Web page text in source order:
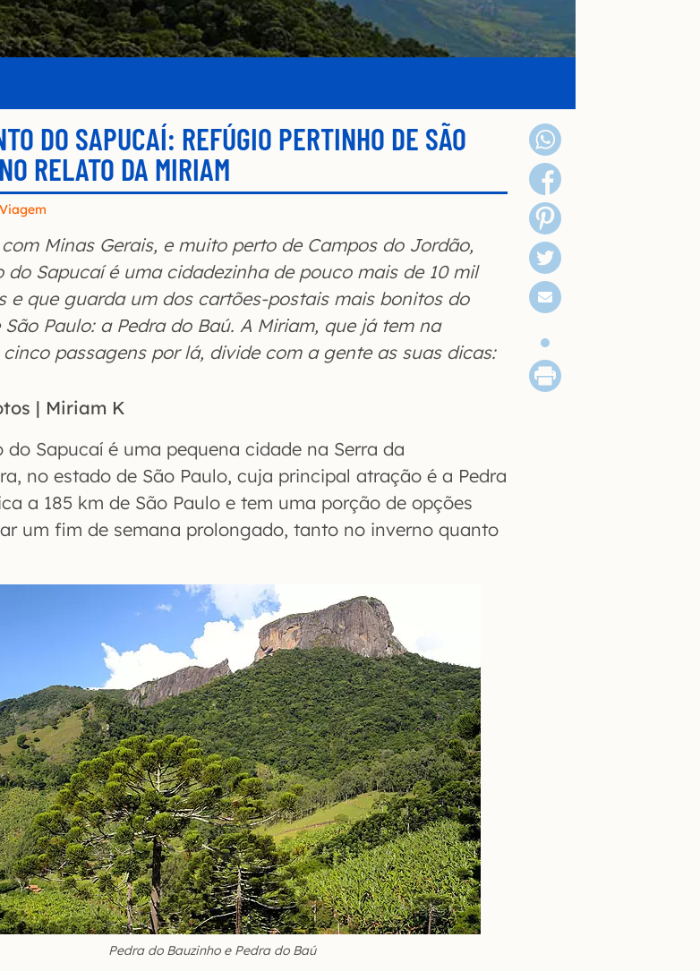
DO SAPUCAÍ: REFÚGIO PERTINHO DE SÃO
RELATO DA MIRIAM
Minas Gerais, e muito perto de Campos do Jordão,
do Sapucaí é uma cidadezinha de pouco mais de 10 mil
e que guarda um dos cartões-postais mais bonitos do
Paulo: a Pedra do Baú. A Miriam, que já tem na
passagens por lá, divide com a gente as suas dicas:
| Miriam K
do Sapucaí é uma pequena cidade na Serra da
no estado de São Paulo, cuja principal atração é a Pedra
a 185 km de São Paulo e tem uma porção de opções
um fim de semana prolongado, tanto no inverno quanto
Pedra do Bauzinho e Pedra do Baú